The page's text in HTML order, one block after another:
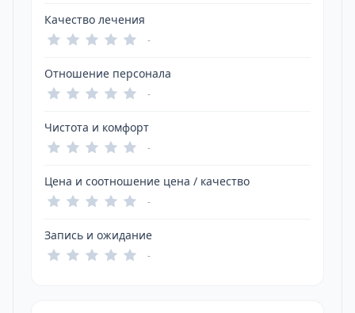
Качество лечения
-
Отношение персонала
-
Чистота и комфорт
-
Цена и соотношение цена / качество
-
Запись и ожидание
-